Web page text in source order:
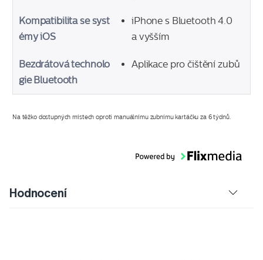
Kompatibilita se syst
émy iOS
iPhone s Bluetooth 4.0
a vyšším
Bezdrátová technolo
gie Bluetooth
Aplikace pro čištění zubů
Na těžko dostupných místech oproti manuálnímu zubnímu kartáčku za 6 týdnů.
Hodnocení